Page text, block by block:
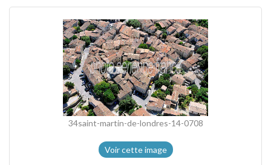
34saint-martin-de-londres-14-0708
Voir cette image